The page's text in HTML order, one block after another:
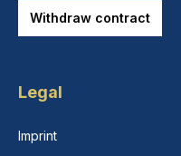
Withdraw contract
Legal
Imprint